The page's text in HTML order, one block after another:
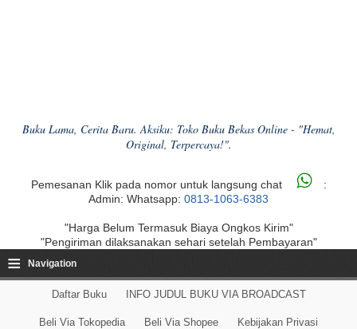
Buku Lama, Cerita Baru. Aksiku: Toko Buku Bekas Online - "Hemat,
Original, Terpercaya!".
Pemesanan Klik pada nomor untuk langsung chat
:
Admin: Whatsapp: 0813-1063-6383
"Harga Belum Termasuk Biaya Ongkos Kirim"
"Pengiriman dilaksanakan sehari setelah Pembayaran"
≡ Navigation
Daftar Buku INFO JUDUL BUKU VIA BROADCAST
Beli Via Tokopedia Beli Via Shopee Kebijakan Privasi